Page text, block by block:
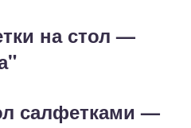
на стол —
салфетками —